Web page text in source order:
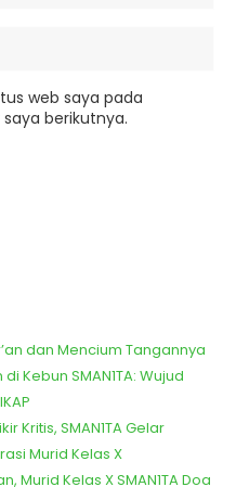
web saya pada
berikutnya.
dan Mencium Tangannya
Kebun SMAN1TA: Wujud
Kritis, SMAN1TA Gelar
Murid Kelas X
Murid Kelas X SMAN1TA Doa